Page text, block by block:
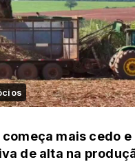
mais cedo e
de alta na